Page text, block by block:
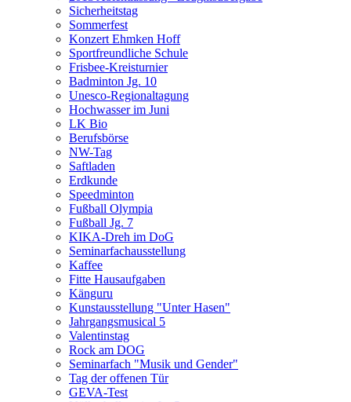
Sicherheitstag
Sommerfest
Konzert Ehmken Hoff
Sportfreundliche Schule
Frisbee-Kreisturnier
Badminton Jg. 10
Unesco-Regionaltagung
Hochwasser im Juni
LK Bio
Berufsbörse
NW-Tag
Saftladen
Erdkunde
Speedminton
Fußball Olympia
Fußball Jg. 7
KIKA-Dreh im DoG
Seminarfachausstellung
Kaffee
Fitte Hausaufgaben
Känguru
Kunstausstellung "Unter Hasen"
Jahrgangsmusical 5
Valentinstag
Rock am DOG
Seminarfach "Musik und Gender"
Tag der offenen Tür
GEVA-Test